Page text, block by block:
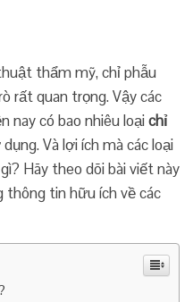
thẩm mỹ, chỉ phẫu
rất quan trọng. Vậy các
nay có bao nhiêu loạichỉ
Và lợi ích mà các loại
Hãy theo dõi bài viết này
tin hữu ích về các